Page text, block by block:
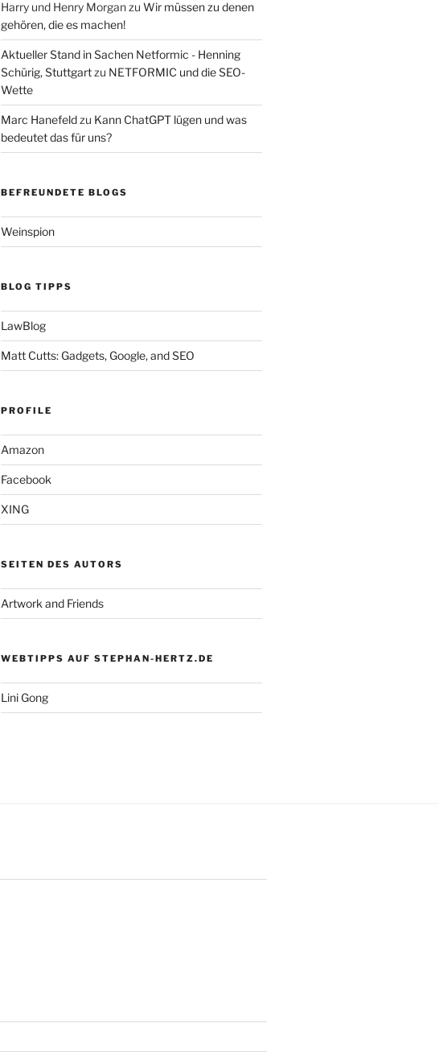
Harry und Henry Morganzu Wir müssen zu denen
gehören, die es machen!
Aktueller Stand in Sachen Netformic - Henning
Schürig, Stuttgartzu NETFORMIC und die SEO-
Wette
Marc Hanefeldzu Kann ChatGPT lügen und was
bedeutet das für uns?
BEFREUNDETE BLOGS
Weinspion
BLOG TIPPS
LawBlog
Matt Cutts: Gadgets, Google, and SEO
PROFILE
Amazon
Facebook
XING
SEITEN DES AUTORS
Artwork and Friends
WEBTIPPS AUF STEPHAN-HERTZ.DE
Lini Gong